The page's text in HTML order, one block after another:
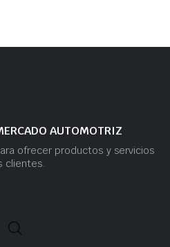
AUTOMOTRIZ
ofrecer productos y servicios
clientes.